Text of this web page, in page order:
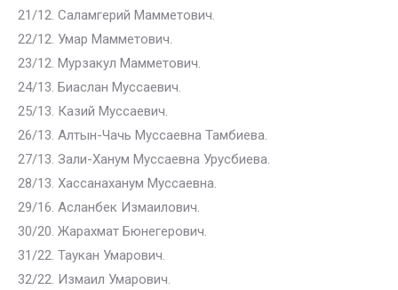
21/12. Саламгерий Мамметович.
22/12. Умар Мамметович.
23/12. Мурзакул Мамметович.
24/13. Биаслан Муссаевич.
25/13. Казий Муссаевич.
26/13. Алтын-Чачь Муссаевна Тамбиева.
27/13. Зали-Ханум Муссаевна Урусбиева.
28/13. Хассанаханум Муссаевна.
29/16. Асланбек Измаилович.
30/20. Жарахмат Бюнегерович.
31/22. Таукан Умарович.
32/22. Измаил Умарович.